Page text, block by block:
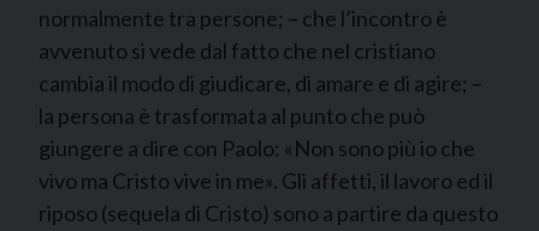
normalmente tra persone; – che l’incontro è
avvenuto si vede dal fatto che nel cristiano
cambia il modo di giudicare, di amare e di agire; –
la persona è trasformata al punto che può
giungere a dire con Paolo: «Non sono più io che
vivo ma Cristo vive in me». Gli affetti, il lavoro ed il
riposo (sequela di Cristo) sono a partire da questo